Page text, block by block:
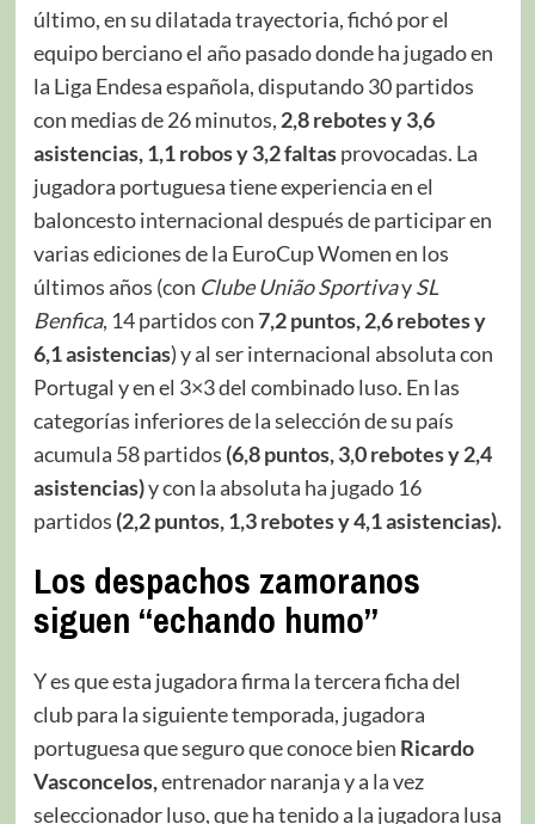
último, en su dilatada trayectoria, fichó por el
equipo berciano el año pasado donde ha jugado en
la Liga Endesa española, disputando 30 partidos
con medias de 26 minutos, 2,8 rebotes y 3,6
asistencias, 1,1 robos y 3,2 faltasprovocadas. La
jugadora portuguesa tiene experiencia en el
baloncesto internacional después de participar en
varias ediciones de la EuroCup Women en los
últimos años (con Clube União SportivaySL
Benfica, 14 partidos con7,2 puntos, 2,6 rebotes y
6,1 asistencias) y al ser internacional absoluta con
Portugal y en el 3×3 del combinado luso. En las
categorías inferiores de la selección de su país
acumula 58 partidos (6,8 puntos, 3,0 rebotes y 2,4
asistencias)y con la absoluta ha jugado 16
partidos (2,2 puntos, 1,3 rebotes y 4,1 asistencias).
Los despachos zamoranos
siguen “echando humo”
Y es que esta jugadora firma la tercera ficha del
club para la siguiente temporada, jugadora
portuguesa que seguro que conoce bien Ricardo
Vasconcelos,entrenador naranja y a la vez
seleccionador luso, que ha tenido a la jugadora lusa